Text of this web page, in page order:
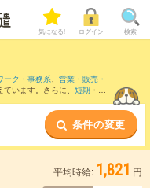
気になる! ログイン 検索
ーク・事務系、 営業・販売・
います。さらに、 短期 ・ 単
など近隣駅のお仕
条件の変更
平均時給: 1,821 円